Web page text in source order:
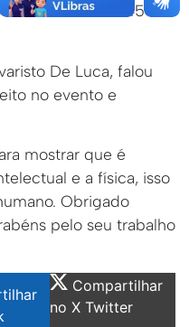
esses 45
De Luca, falou
no evento e
mostrar que é
e a física, isso
Obrigado
pelo seu trabalho
Compartilhar
no X Twitter